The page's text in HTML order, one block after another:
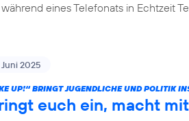
eines Telefonats in Echtzeit
Juni 2025
UP!“ BRINGT JUGENDLICHE UND POLITIK
euch ein, macht